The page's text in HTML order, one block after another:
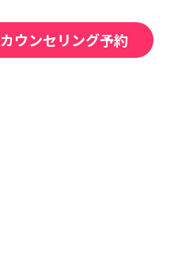
カウンセリング予約